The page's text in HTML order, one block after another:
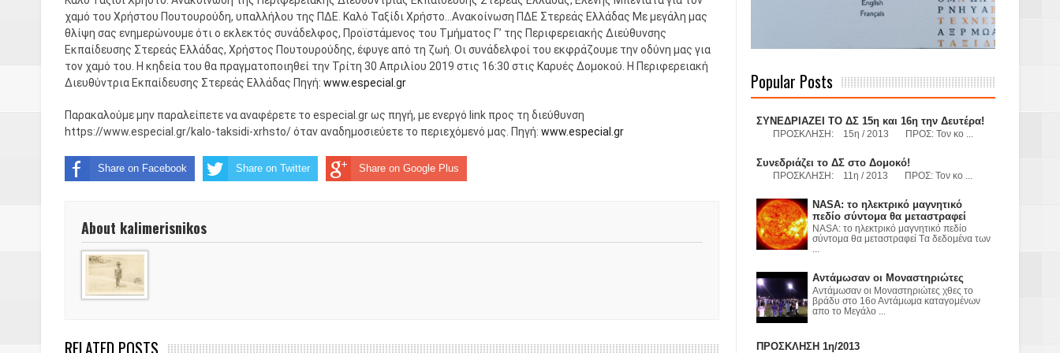
Δύο νέα μηχανήμτα στο Δήμο Δομοκού.
ΝΟΕΜΒΡΙΟΣ 1943 80 χρόνια από το κάψιμο των χωριών της Λίμνης Πλαστήρα από Ιταλούς και Γερμανούς
Αδελφές Αλεξανδρή: Οι τρίδυμες Ελληνίδες με ρίζες απο τον Δομοκό που κυριαρχούν στο Παγκόσμιο
Πρωτάθλημα με την Αυστρία!
Ξεκινούν οι αιτήσεις συμμετοχής στο Διαγωνισμό Ιδεών - Hackathon που διοργανώνει η ΑΝ.ΚΑ Α.Ε. με σκοπό
τη διαμόρφωση - επεξεργασία πρωτότυπων ιδεών στους τομείς της περιβαλλοντικής βιωσιμότητας και
χαμό του Χρήστου Πουτουρούδη, υπαλλήλου της ΠΔΕ. Καλό Ταξίδι Χρήστο…Ανακοίνωση ΠΔΕ Στερεάς Ελλάδας Με μεγάλη μας
θλίψη σας ενημερώνουμε ότι ο εκλεκτός συνάδελφος, Προϊστάμενος του Τμήματος Γ’ της Περιφερειακής Διεύθυνσης
Εκπαίδευσης Στερεάς Ελλάδας, Χρήστος Πουτουρούδης, έφυγε από τη ζωή. Οι συνάδελφοί του εκφράζουμε την οδύνη μας για
τον χαμό του. Η κηδεία του θα πραγματοποιηθεί την Τρίτη 30 Απριλίου 2019 στις 16:30 στις Καρυές Δομοκού. Η Περιφερειακή
Διευθύντρια Εκπαίδευσης Στερεάς Ελλάδας Πηγή: www.especial.gr
Παρακαλούμε μην παραλείπετε να αναφέρετε το especial.gr ως πηγή, με ενεργό link προς τη διεύθυνση
https://www.especial.gr/kalo-taksidi-xrhsto/ όταν αναδημοσιεύετε το περιεχόμενό μας. Πηγή: www.especial.gr
Share on Facebook Share on Twitter Share on Google Plus
About kalimerisnikos
RELATED POSTS
Popular Posts
ΣΥΝΕΔΡΙΑΖΕΙ ΤΟ ΔΣ 15η και 16η την Δευτέρα!
ΠΡΟΣΚΛΗΣΗ: 15η / 2013 ΠΡΟΣ: Τον κο ...
Συνεδριάζει το ΔΣ στο Δομοκό!
ΠΡΟΣΚΛΗΣΗ: 11η / 2013 ΠΡΟΣ: Τον κο ...
NASA: το ηλεκτρικό μαγνητικό
πεδίο σύντομα θα μεταστραφεί
NASA: το ηλεκτρικό μαγνητικό πεδίο
σύντομα θα μεταστραφεί Tα δεδομένα των
Αντάμωσαν οι Μοναστηριώτες
Αντάμωσαν οι Μοναστηριώτες χθες το
βράδυ στο 16ο Αντάμωμα καταγομένων
απο το Μεγάλο ...
ΠΡΟΣΚΛΗΣΗ 1η/2013